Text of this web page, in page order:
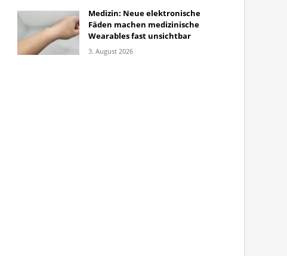
Medizin: Neue elektronische
Fäden machen medizinische
Wearables fast unsichtbar
3. August 2026